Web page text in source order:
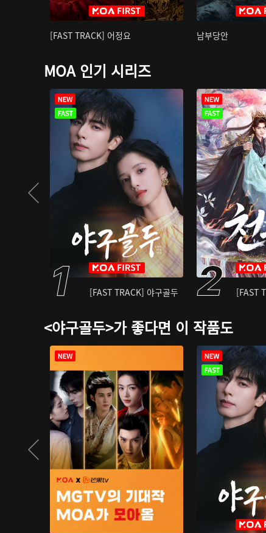
[FAST TRACK] 어정요 남부당안
MOA 인기 시리즈
[FAST TRACK] 야구골두 [FAST
<야구골두>가 좋다면 이 작품도